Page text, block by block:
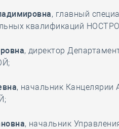
, главный
квалификаций
, директор
, начальник Канцелярии
, начальник